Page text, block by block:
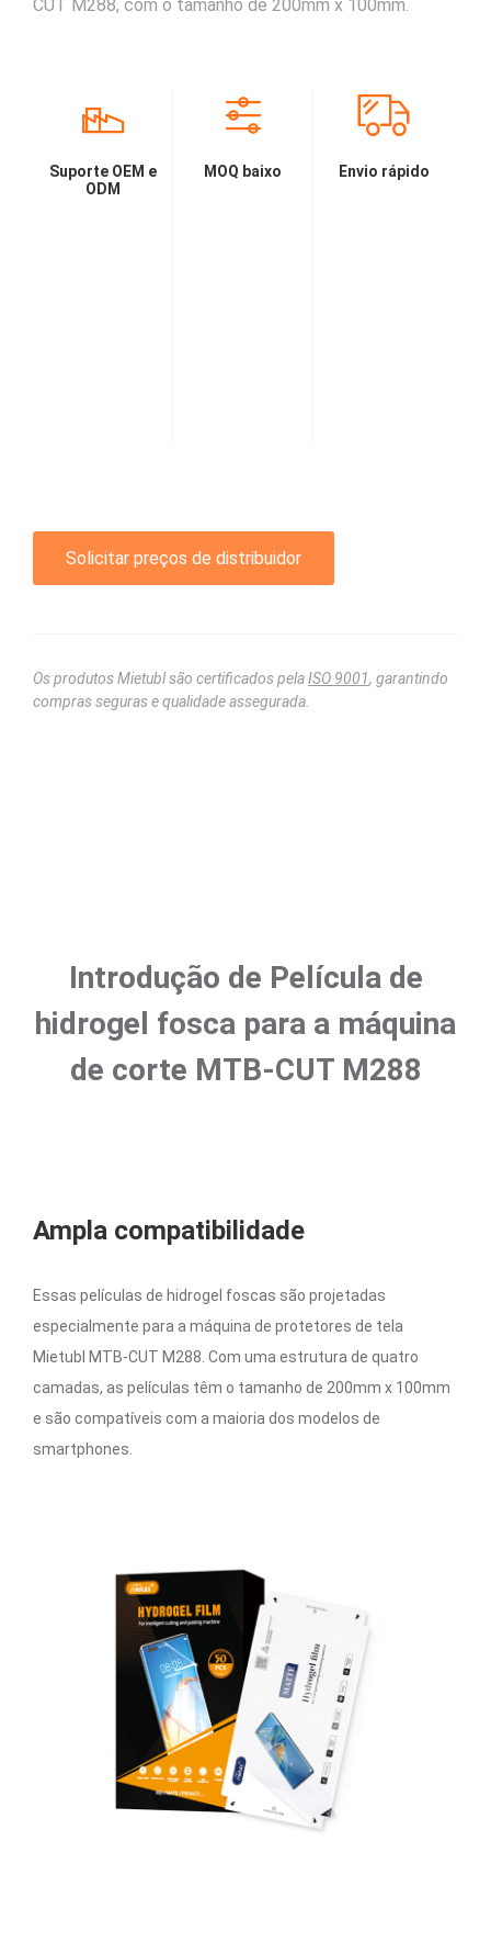
CUT M288, com o tamanho de 200mm x 100mm.
Suporte OEM e
ODM
MOQ baixo Envio rápido
Solicitar preços de distribuidor
Os produtos Mietubl são certificados pelaISO 9001, garantindo
compras seguras e qualidade assegurada.
Introdução de Película de
hidrogel fosca para a máquina
de corte MTB-CUT M288
Ampla compatibilidade
Essas películas de hidrogel foscas são projetadas
especialmente para a máquina de protetores de tela
Mietubl MTB-CUT M288. Com uma estrutura de quatro
camadas, as películas têm o tamanho de 200mm x 100mm
e são compatíveis com a maioria dos modelos de
smartphones.